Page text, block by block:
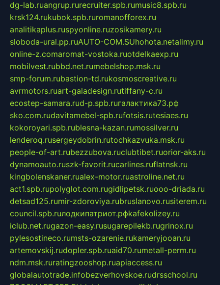
dg-lab.ruangrup.rurecruiter.spb.rumusic8.spb.ru
krsk124.rukubok.spb.ruromanofforex.ru
analitikaplus.ruspyonline.ruzosikamery.ru
sloboda-ural.pp.ruAUTO-COM.SUhohota.netalimy.ru
online-z.comaromat-vostoka.ruotdelkaexp.ru
mobilvest.rubbd.net.rumebelshop.msk.ru
smp-forum.rubastion-td.rukosmoscreative.ru
avrmotors.ruart-galadesign.rutiffany-c.ru
ecostep-samara.rud-p.spb.ruгалактика73.рф
sko.com.rudavitamebel-spb.rufotsis.rutesiaes.ru
kokoroyari.spb.rublesna-kazan.rumossilver.ru
lenderoq.rusergeydobrin.rutochkazvuka.msk.ru
people-of-art.rubezzubova.ruclubtibet.ruorior-aks.ru
dynamoauto.ruszk-favorit.rucarlines.ruflatnsk.ru
kingbolenskaner.rualex-motor.ruastroline.net.ru
act1.spb.rupolyglot.com.rugidlipetsk.ruooo-driada.ru
detsad125.rumir-zdoroviya.rubruslanovo.rusiterem.ru
council.spb.ruлодкипатриот.рфkafekolizey.ru
iclub.net.rugazon-easy.rusugarepilekb.rugrinox.ru
pylesostineco.rumsts-ozarenie.rukameryjooan.ru
artemovskij.rudopler.spb.ruaid70.rumetall-perm.ru
ndm.msk.ruratingzooshop.ruapiaccess.ru
globalautotrade.infobezverhovskoe.rudrsschool.ru